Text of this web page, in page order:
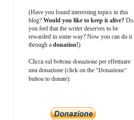
(Have you found interesting topics in this
blog? Would you like to keep it alive? Do
you feel that the writer deserves to be
rewarded in some way? Now you can do it
through a donation!)
Clicca sul bottone donazione per effettuare
una donazione (click on the "Donazione"
button to donate):